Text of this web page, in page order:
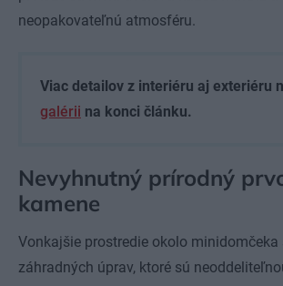
neopakovateľnú atmosféru.
Viac detailov z interiéru aj exteriéru
galérii na konci článku.
Nevyhnutný prírodný
kamene
Vonkajšie prostredie okolo minidomčeka
záhradných úprav, ktoré sú